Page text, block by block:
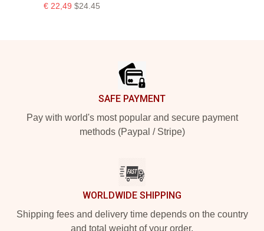
€ 22,49 $24.45
SAFE PAYMENT
Pay with world's most popular and secure payment
methods (Paypal / Stripe)
WORLDWIDE SHIPPING
Shipping fees and delivery time depends on the country
and total weight of your order.